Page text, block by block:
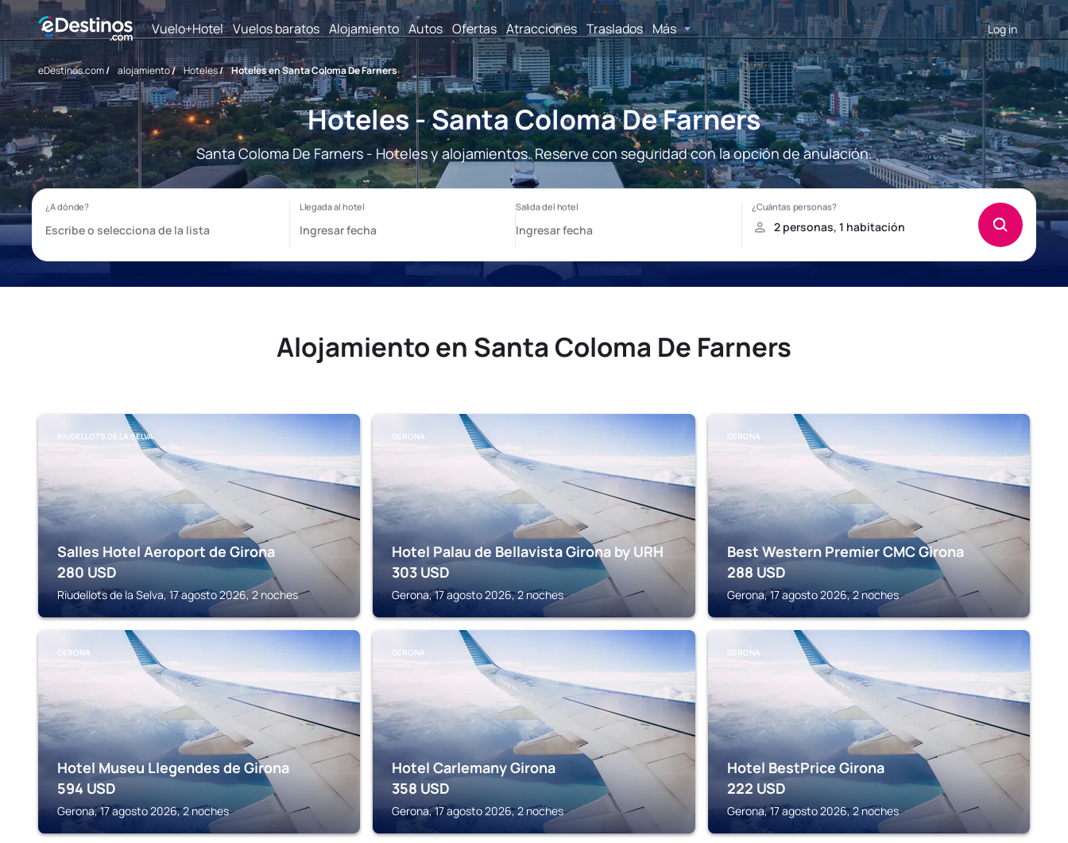
Vuelo+Hotel Vuelos baratos Alojamiento Autos Ofertas Atracciones Traslados Más Log in
eDestinos.com/ alojamiento/ Hoteles/ Hoteles en Santa Coloma De Farners
Hoteles - Santa Coloma De Farners
Santa Coloma De Farners - Hoteles y alojamientos. Reserve con seguridad con la opción de anulación.
Alojamiento en Santa Coloma De Farners
RIUDELLOTS DE LA SELVA
Salles Hotel Aeroport de Girona
280 USD
Riudellots de la Selva, 17 agosto 2026, 2 noches
GERONA
Hotel Palau de Bellavista Girona by URH
303 USD
Gerona, 17 agosto 2026, 2 noches
GERONA
Best Western Premier CMC Girona
288 USD
Gerona, 17 agosto 2026, 2 noches
GERONA
Hotel Museu Llegendes de Girona
594 USD
Gerona, 17 agosto 2026, 2 noches
GERONA
Hotel Carlemany Girona
358 USD
Gerona, 17 agosto 2026, 2 noches
GERONA
Hotel BestPrice Girona
222 USD
Gerona, 17 agosto 2026, 2 noches